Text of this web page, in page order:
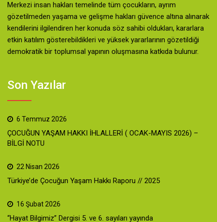
Merkezi insan hakları temelinde tüm çocukların, ayrım
gözetilmeden yaşama ve gelişme hakları güvence altına alınarak
kendilerini ilgilendiren her konuda söz sahibi oldukları, kararlara
etkin katılım gösterebildikleri ve yüksek yararlarının gözetildiği
demokratik bir toplumsal yapının oluşmasına katkıda bulunur.
Son Yazılar
6 Temmuz 2026
ÇOCUĞUN YAŞAM HAKKI İHLALLERİ ( OCAK-MAYIS 2026) –
BİLGİ NOTU
22 Nisan 2026
Türkiye’de Çocuğun Yaşam Hakkı Raporu // 2025
16 Şubat 2026
“Hayat Bilgimiz” Dergisi 5. ve 6. sayıları yayında